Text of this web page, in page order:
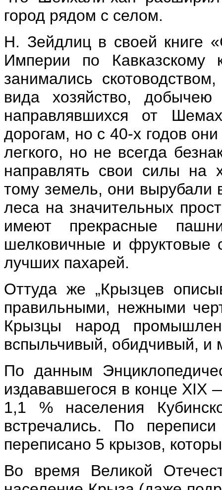
город рядом с селом.
Н. Зейдлиц в своей книге
Империи по
занимались
вида хозяйство, добычею
направлявшихся от
дорогам, но с 40-х годов
легкого, но не всегда
направлять свои силы на
тому земель, они вырубали
леса на значительных
имеют прекрасные
шелковичные и фруктовые
лучших пахарей.
Оттуда же „Крызцев
правильными, нежными
Крызцы народ
вспыльчивый, обидчивый, и
По данным
издававшегося в конце XIX
1,1 % населения
встречались. По
переписано 5 крызов,
Во время Великой